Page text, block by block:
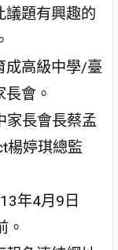
議題有興趣的
成高級中學/臺
會。
家長會長蔡孟
楊婷琪總監
年4月9日
。